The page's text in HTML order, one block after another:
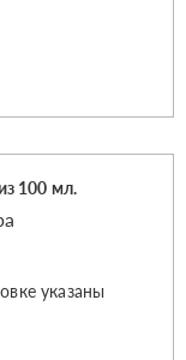
100 мл.
указаны